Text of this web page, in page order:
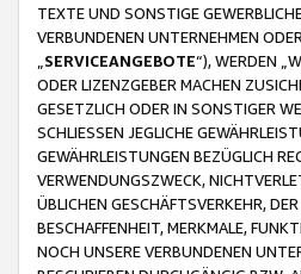
TEXTE UND SONSTIGE
VERBUNDENEN UNTERNEHMEN
SERVICEANGEBOTE“), WERDEN
ODER LIZENZGEBER MACHEN
GESETZLICH ODER IN SONSTIGER
SCHLIESSEN JEGLICHE
GEWÄHRLEISTUNGEN BEZÜGLICH
VERWENDUNGSZWECK,
ÜBLICHEN GESCHÄFTSVERKEHR,
BESCHAFFENHEIT, MERKMALE,
NOCH UNSERE VERBUNDENEN